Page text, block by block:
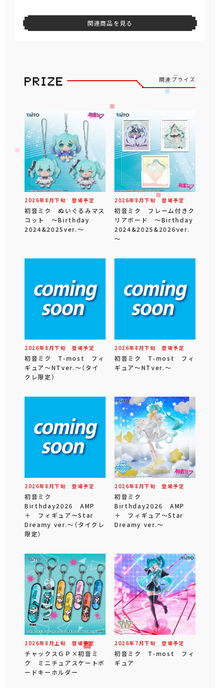
関連商品を見る
関連プライズ
2026年8 月下旬 登場予定
初音ミク ぬいぐるみマス
コット ～Birthday
2024&2025ver.～
2026年8 月下旬登場予定
初音ミク フレーム付きク
リアボード ～Birthday
2024&2025&2026ver.
～
2026年8 月下旬 登場予定
初音ミク T-most フィ
ギュア～NTver.～（タイ
クレ限定）
2026年8 月下旬 登場予定
初音ミク T-most フィ
ギュア～NTver.～
2026年8 月下旬 登場予定
初音ミク
Birthday2026 AMP
＋ フィギュア～Star
Dreamy ver.～（タイクレ
限定）
2026年8 月下旬 登場予定
初音ミク
Birthday2026 AMP
＋ フィギュア～Star
Dreamy ver.～
2026年8 月 上旬 登場予定
チャックスＧＰ×初音ミ
ク ミニチュアスケートボ
ードキーホルダー
2026年 7 月下旬 登場予定
初音ミク T-most フィ
ギュア